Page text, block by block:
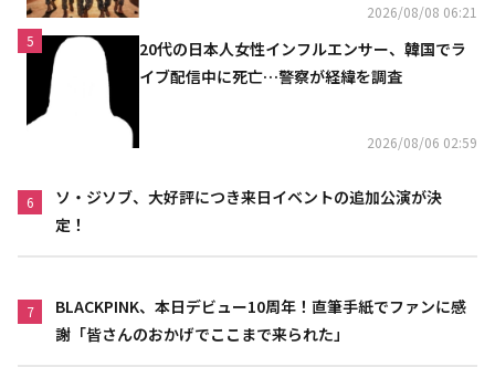
2026/08/08 06:21
5
20代の日本人女性インフルエンサー、韓国でラ
イブ配信中に死亡…警察が経緯を調査
2026/08/06 02:59
6
ソ・ジソブ、大好評につき来日イベントの追加公演が決
定！
7
BLACKPINK、本日デビュー10周年！直筆手紙でファンに感
謝「皆さんのおかげでここまで来られた」